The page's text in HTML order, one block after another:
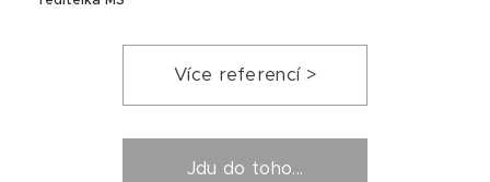
Více referencí >
Jdu do toho...